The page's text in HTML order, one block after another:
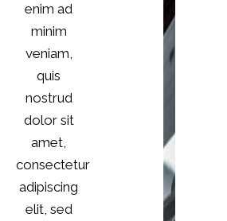
enim ad
minim
veniam,
quis
nostrud
dolor sit
amet,
consectetur
adipiscing
elit, sed